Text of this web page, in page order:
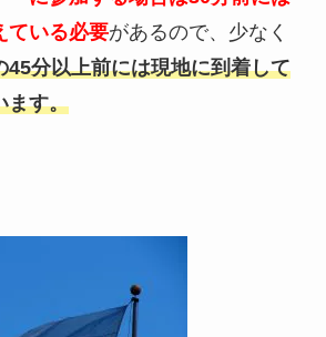
ている必要があるので、少なく
45分以上前には現地に到着して
ます。